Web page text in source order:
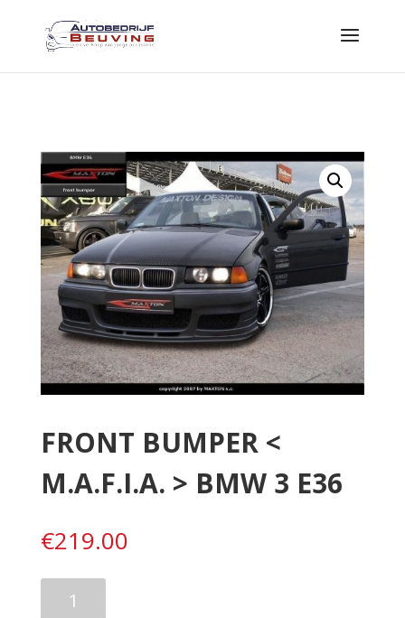
FRONT BUMPER <
M.A.F.I.A. > BMW 3 E36
€219.00
BUMPER